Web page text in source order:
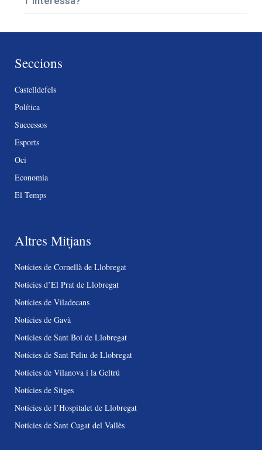
Seccions
Castelldefels
Política
Successos
Esports
Oci
Economia
El Temps
Altres Mitjans
Notícies de Cornellà de Llobregat
Notícies d’El Prat de Llobregat
Notícies de Viladecans
Notícies de Gavà
Notícies de Sant Boi de Llobregat
Notícies de Sant Feliu de Llobregat
Notícies de Vilanova i la Geltrú
Notícies de Sitges
Notícies de l’Hospitalet de Llobregat
Notícies de Sant Cugat del Vallès